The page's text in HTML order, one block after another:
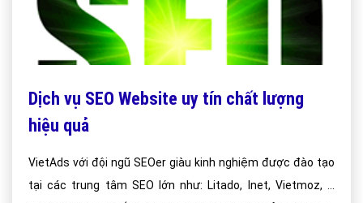
Dịch vụ SEO Website uy tín chất lượng
hiệu quả
VietAds với đội ngũ SEOer giàu kinh nghiệm được đào tạo
tại các trung tâm SEO lớn như: Litado, Inet, Vietmoz, ...